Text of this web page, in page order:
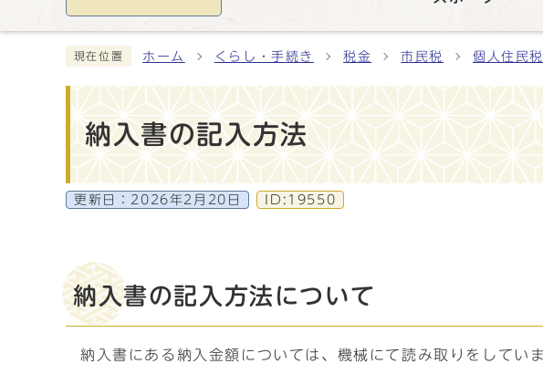
現在位置 ホーム くらし・手続き 税金 市民税 個人住民
納入書の記入方法
更新日： 2026年2月20日 ID:19550
納入書の記入方法について
納入書にある納入金額については、機械にて読み取りをしてい